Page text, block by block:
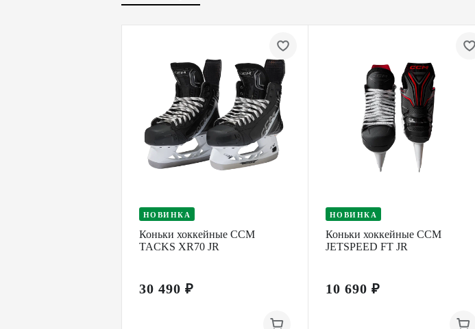
НОВИНКА
Коньки хоккейные CCM
TACKS XR70 JR
30 490 ₽
НОВИНКА
Коньки хоккейные CCM
JETSPEED FT JR
10 690 ₽